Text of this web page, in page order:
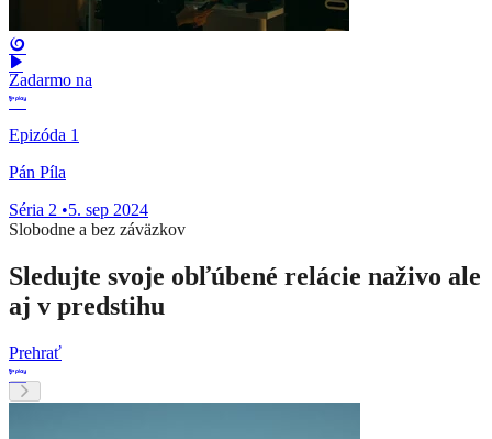
Zadarmo na
Epizóda 1
Pán Píla
Séria 2 •5. sep 2024
Slobodne a bez záväzkov
Sledujte svoje obľúbené relácie naživo ale
aj v predstihu
Prehrať